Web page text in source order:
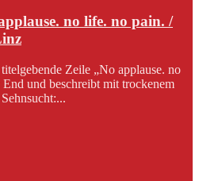
no life. no pain. /
Zeile „No applause. no
und beschreibt mit trockenem